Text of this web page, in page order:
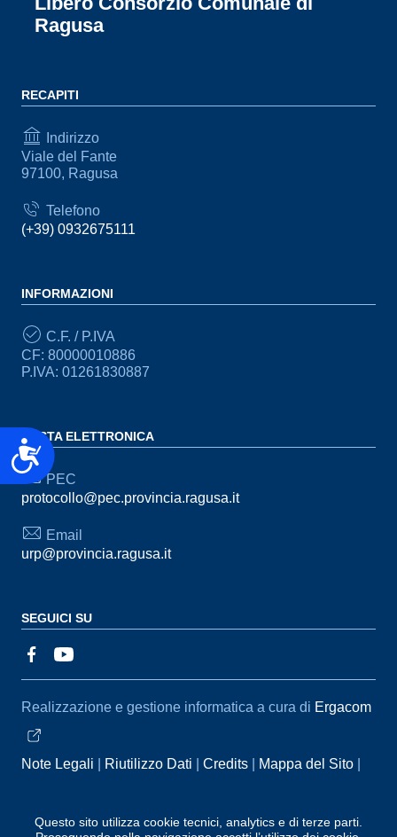
Accessibilità
Questo sito utilizza cookie tecnici, analytics e di terze parti.
Ragusa
RECAPITI
Indirizzo
Viale del Fante
97100, Ragusa
Telefono
(+39) 0932675111
INFORMAZIONI
C.F. / P.IVA
CF: 80000010886
P.IVA: 01261830887
POSTA ELETTRONICA
PEC
protocollo@pec.provincia.ragusa.it
Email
urp@provincia.ragusa.it
SEGUICI SU
Sezione Link Utili
Realizzazione e gestione informatica a cura di Ergacom
Note Legali Riutilizzo Dati Credits
Mappa del Sito
Segnalazioni
Statistiche accessi Dichiarazione di